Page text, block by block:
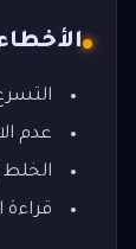
عدم
الخلط